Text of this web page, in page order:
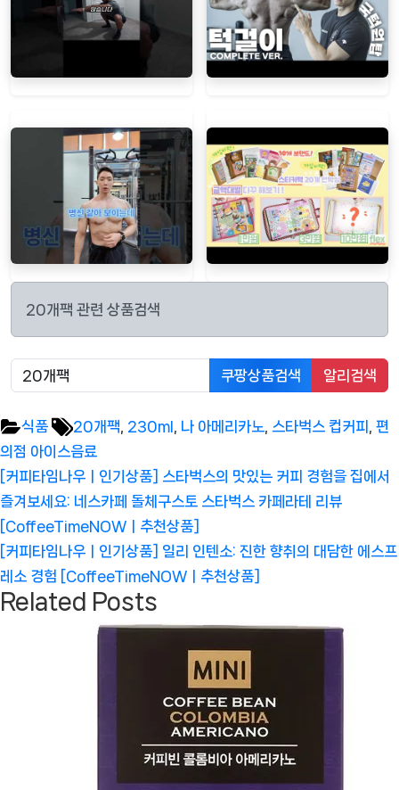
20개팩 관련 상품검색
쿠팡상품검색 알리검색
식품 Tags:
20개팩 230ml 나 아메리카노 스타벅스 컵커피
편
의점 아이스음료
글
탐
색
Previous
Post:
[커피타임나우ㅣ인기상품] 스타벅스의 맛있는 커피 경험을 집에서
즐겨보세요: 네스카페 돌체구스토 스타벅스 카페라테 리뷰
[CoffeeTimeNOWㅣ추천상품]
Next
Post:
[커피타임나우ㅣ인기상품] 일리 인텐소: 진한 향취의 대담한 에스프
레소 경험 [CoffeeTimeNOWㅣ추천상품]
Related Posts